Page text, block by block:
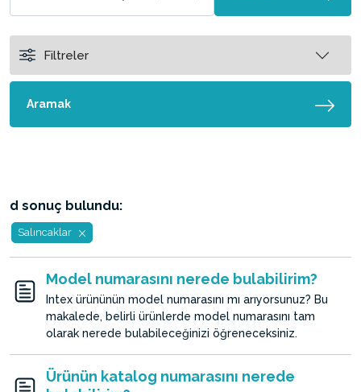
Filtreler
Aramak
d sonuç bulundu:
Salıncaklar
Model numarasını nerede bulabilirim?
Intex ürününün model numarasını mı arıyorsunuz? Bu
makalede, belirli ürünlerde model numarasını tam
olarak nerede bulabileceğinizi öğreneceksiniz.
Ürünün katalog numarasını nerede